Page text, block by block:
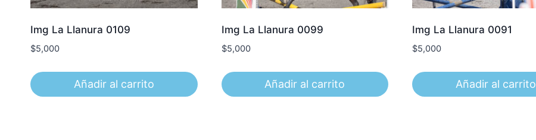
Img La Llanura 0109
$5,000
Añadir al carrito
Img La Llanura 0099
$5,000
Añadir al carrito
Img La Llanura 0091
$5,000
Añadir al carrito